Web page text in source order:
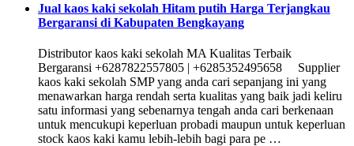
Jual kaos kaki sekolah Hitam putih Harga Terjangkau
Bergaransi di Kabupaten Bengkayang
Distributor kaos kaki sekolah MA Kualitas Terbaik
Bergaransi +6287822557805 | +6285352495658 Supplier
kaos kaki sekolah SMP yang anda cari sepanjang ini yang
menawarkan harga rendah serta kualitas yang baik jadi keliru
satu informasi yang sebenarnya tengah anda cari berkenaan
untuk mencukupi keperluan probadi maupun untuk keperluan
stock kaos kaki kamu lebih-lebih bagi para pe …